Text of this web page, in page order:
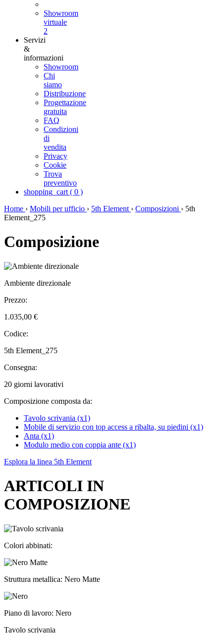
Showroom
virtuale
2
Servizi
&
informazioni
Showroom
Chi
siamo
Distribuzione
Progettazione
gratuita
FAQ
Condizioni
di
vendita
Privacy
Cookie
Trova
preventivo
shopping_cart ( 0 )
Home › Mobili per ufficio › 5th Element › Composizioni › 5th
Element_275
Composizione
Ambiente direzionale
Prezzo:
1.035,00 €
Codice:
5th Element_275
Consegna:
20 giorni lavorativi
Composizione composta da:
Tavolo scrivania (x1)
Mobile di servizio con top access a ribalta, su piedini (x1)
Anta (x1)
Modulo medio con coppia ante (x1)
Esplora la linea 5th Element
ARTICOLI IN
COMPOSIZIONE
Colori abbinati:
Struttura metallica: Nero Matte
Piano di lavoro: Nero
Tavolo scrivania